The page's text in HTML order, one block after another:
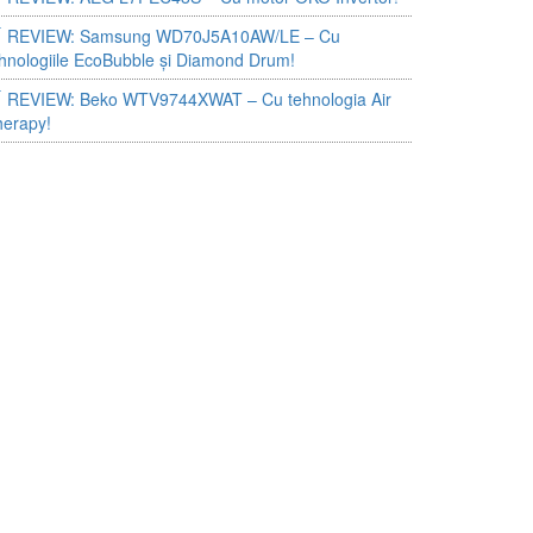
REVIEW: Samsung WD70J5A10AW/LE – Cu
EcoBubble și Diamond Drum!
REVIEW: Beko WTV9744XWAT – Cu tehnologia Air